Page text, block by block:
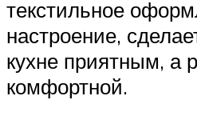
текстильное
настроение,
кухне приятным, а
комфортной.